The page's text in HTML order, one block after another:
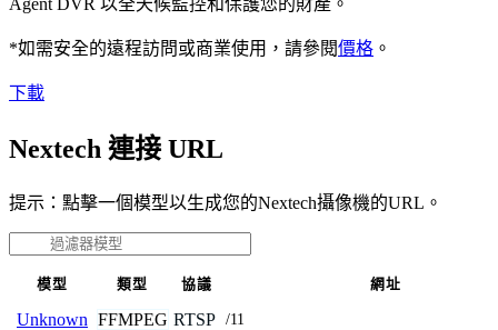
*如需安全的遠程訪問或商業使用，請參閱價格 。
下載
Nextech 連接 URL
提示：點擊一個模型以生成您的Nextech攝像機的URL。
模型 類型 協議 網址
Unknown FFMPEG RTSP /11